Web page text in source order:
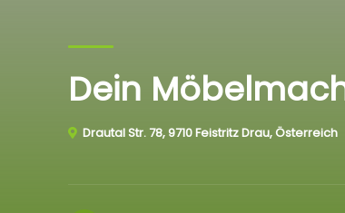
Dein
Drautal Str. 78, 9710 Feistritz Drau, Österreich